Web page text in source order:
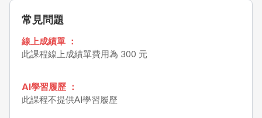
常見問題
線上成績單 ：
此課程線上成績單費用為 300 元
AI學習履歷 ：
此課程不提供AI學習履歷